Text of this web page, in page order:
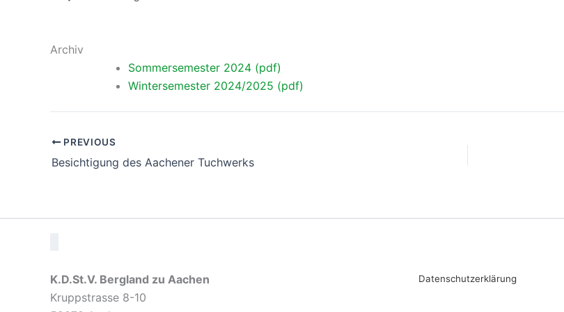
Archiv
Sommersemester 2024 (pdf)
Wintersemester 2024/2025 (pdf)
PREVIOUS
Besichtigung des Aachener Tuchwerks
K.D.St.V. Bergland zu Aachen
Kruppstrasse 8-10
Datenschutzerklärung